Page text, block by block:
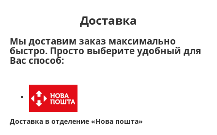
Доставка
Мы доставим заказ максимально
быстро. Просто выберите удобный для
Вас способ:
Доставка в отделение «Нова пошта»